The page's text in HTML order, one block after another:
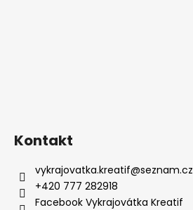
Kontakt
vykrajovatka.kreatif@seznam.cz
+420 777 282918
Facebook Vykrajovátka Kreatif